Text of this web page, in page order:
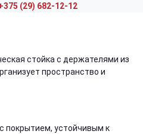
(29) 682-12-12
стойка с держателями из
пространство и
покрытием, устойчивым к